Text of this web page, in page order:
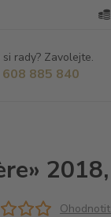
rady? Zavolejte.
885 840